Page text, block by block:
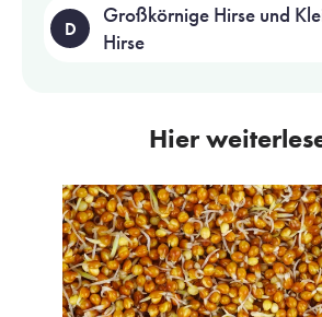
D
Großkörnige Hirse und
Hirse
Hier